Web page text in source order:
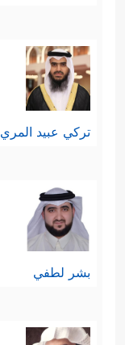
تركي عبيد المري
بشر لطفي